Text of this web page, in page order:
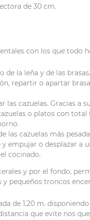
de 30 cm.
con los que todo
de la leña y de las
repartir o apartar
las cazuelas. Gracias
o platos con
las cazuelas más
empujar o desplazar a
cocinado.
y por el fondo,
pequeños troncos
de 1,20 m.
que evite nos